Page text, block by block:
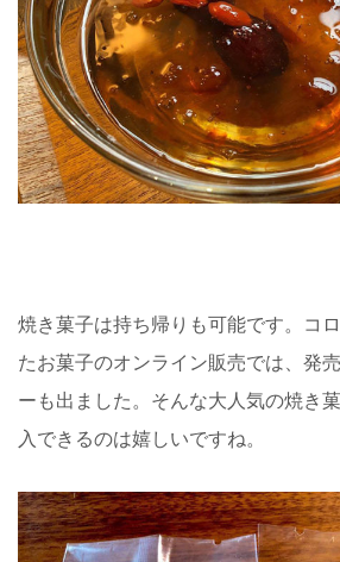
焼き菓子は持ち帰りも可能です。コ
たお菓子のオンライン販売では、発
ーも出ました。そんな大人気の焼き
入できるのは嬉しいですね。